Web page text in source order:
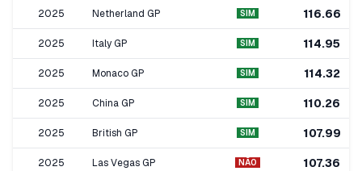
2025 Netherland GP SIM 116.66
2025 Italy GP SIM 114.95
2025 Monaco GP SIM 114.32
2025 China GP SIM 110.26
2025 British GP SIM 107.99
2025 Las Vegas GP NÃO 107.36